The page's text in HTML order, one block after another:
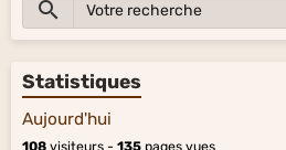
Statistiques
Aujourd'hui